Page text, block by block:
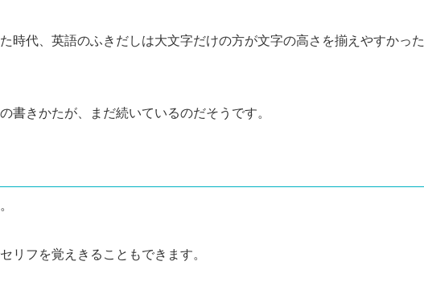
時代、英語のふきだしは大文字だけの方が文字の高さを揃えやすかった
書きかたが、まだ続いているのだそうです。
リフを覚えきることもできます。